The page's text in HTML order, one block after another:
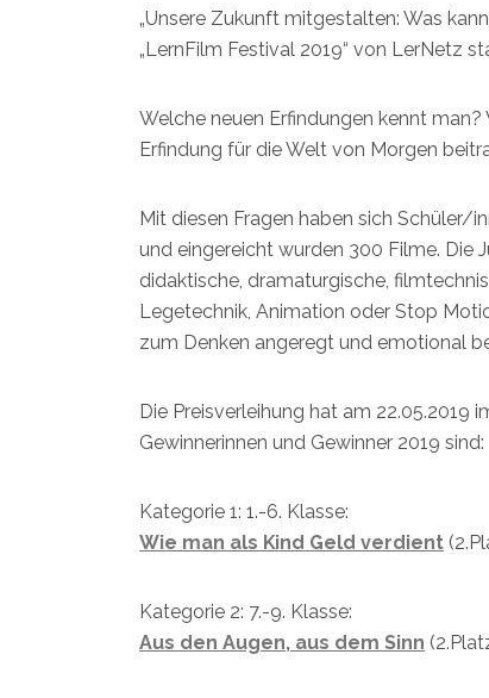
„Unsere Zukunft mitgestalten: Was
„LernFilm Festival 2019“ von LerNetz
Welche neuen Erfindungen kennt
Erfindung für die Welt von Morgen
Mit diesen Fragen haben sich Schüler/
und eingereicht wurden 300 Filme. Die
didaktische, dramaturgische,
Legetechnik, Animation oder Stop
zum Denken angeregt und emotional
Die Preisverleihung hat am 22.05.2019
Gewinnerinnen und Gewinner 2019 sind:
Kategorie 1: 1.-6. Klasse:
Wie man als Kind Geld verdient
Kategorie 2: 7.-9. Klasse:
Aus den Augen, aus dem Sinn